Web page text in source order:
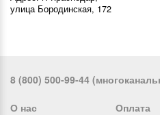
улица Бородинская, 172
8 (800) 500-99-44
О нас Оплата